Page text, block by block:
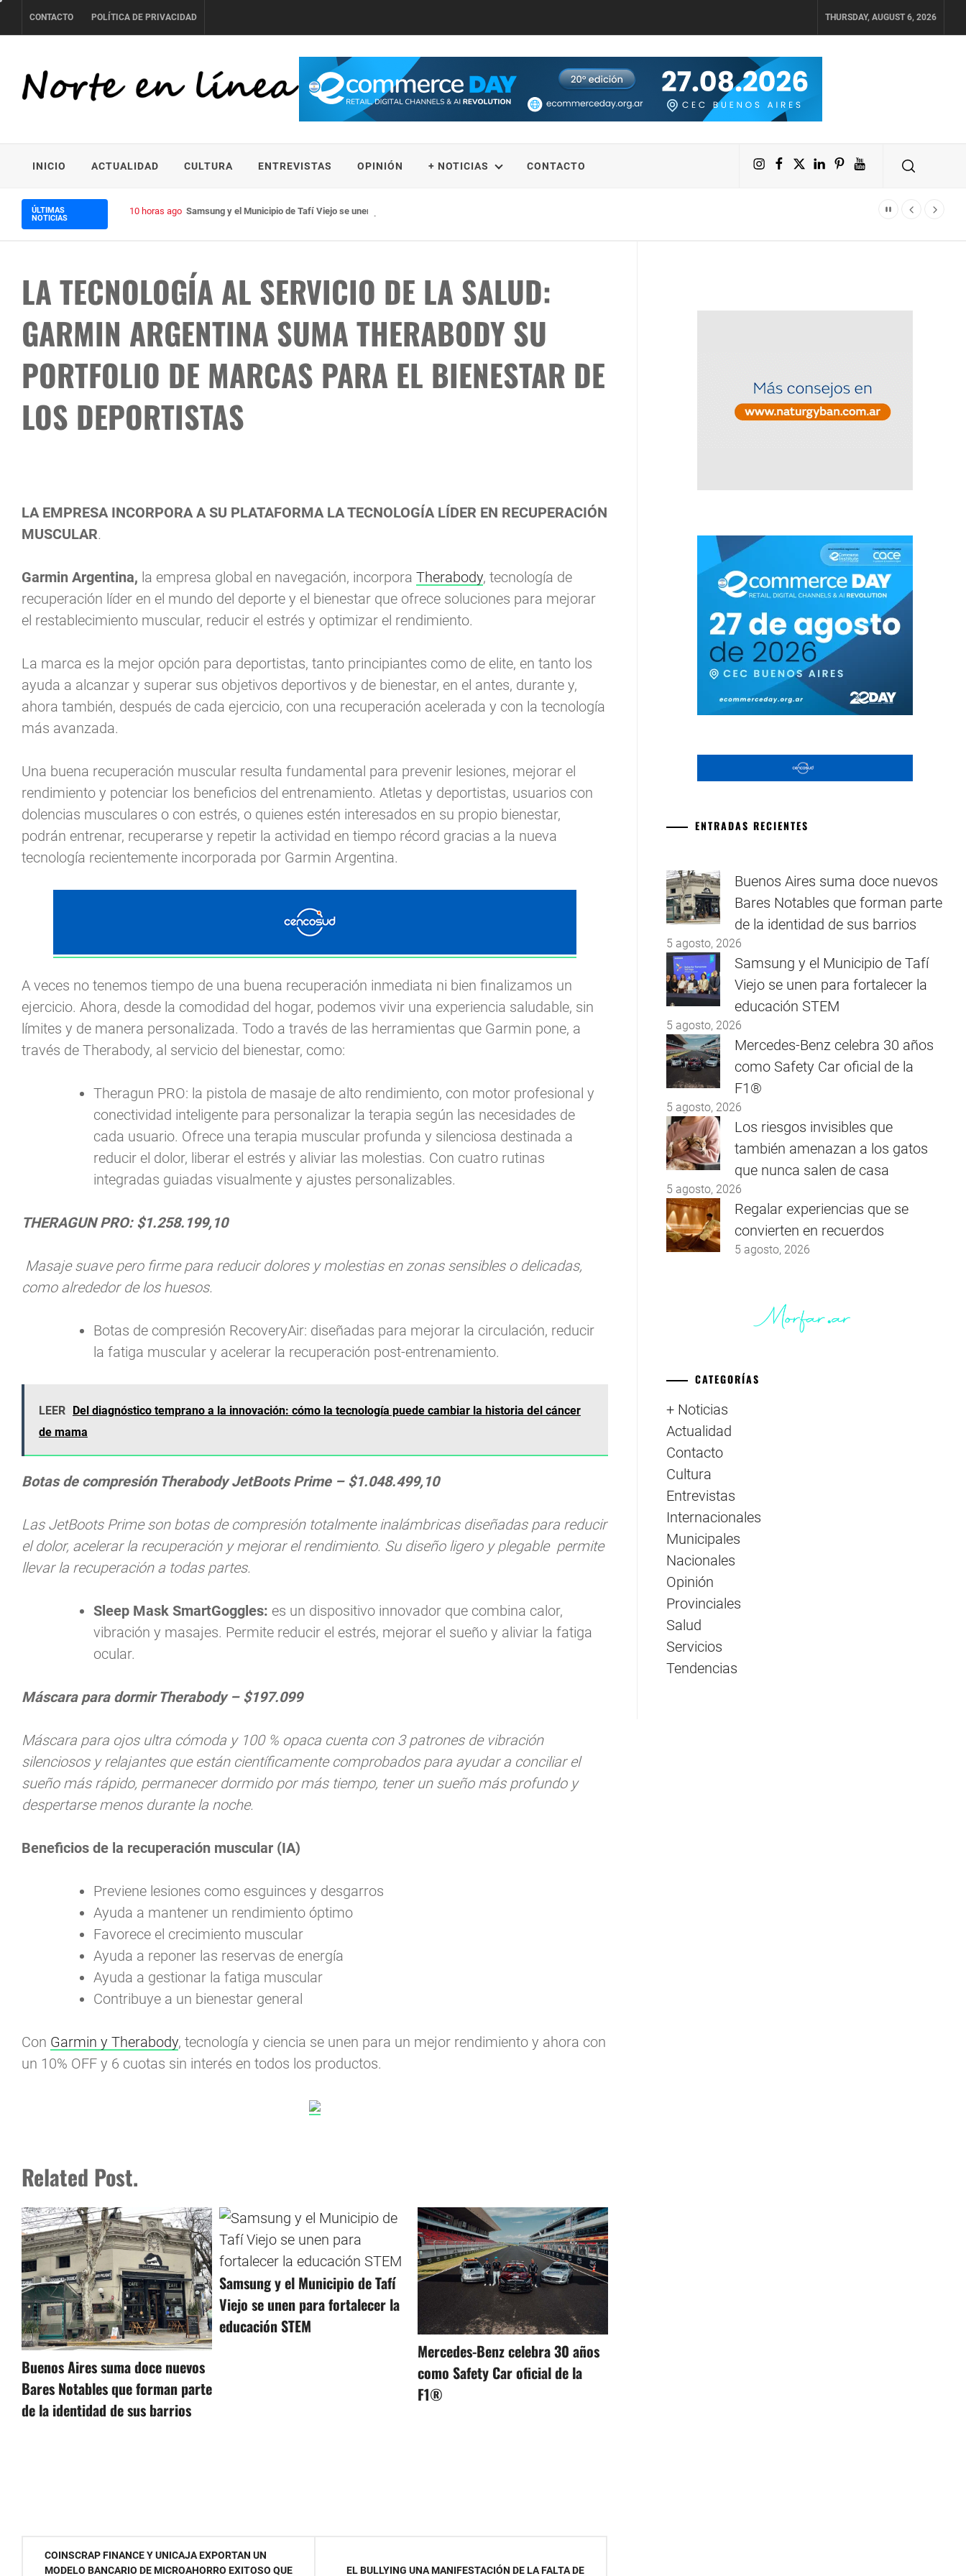
to
CONTACTO POLÍTICA DE PRIVACIDAD THURSDAY, AUGUST 6, 2026
INICIO ACTUALIDAD CULTURA ENTREVISTAS OPINIÓN + NOTICIAS CONTACTO Instagram
Facebook
X LinkedIn
PinterestYouTube
ÚLTIMAS
NOTICIAS
10 horas ago Samsung y el Municipio de Tafí Viejo se unen para fortalecer la educación STEM
LA TECNOLOGÍA AL SERVICIO DE LA SALUD:
GARMIN ARGENTINA SUMA THERABODY SU
PORTFOLIO DE MARCAS PARA EL BIENESTAR DE
LOS DEPORTISTAS
LA EMPRESA INCORPORA A SU PLATAFORMA LA TECNOLOGÍA LÍDER EN RECUPERACIÓN
MUSCULAR.
Garmin Argentina, la empresa global en navegación, incorpora Therabody, tecnología de
recuperación líder en el mundo del deporte y el bienestar que ofrece soluciones para mejorar
el restablecimiento muscular, reducir el estrés y optimizar el rendimiento.
La marca es la mejor opción para deportistas, tanto principiantes como de elite, en tanto los
ayuda a alcanzar y superar sus objetivos deportivos y de bienestar, en el antes, durante y,
ahora también, después de cada ejercicio, con una recuperación acelerada y con la tecnología
más avanzada.
Una buena recuperación muscular resulta fundamental para prevenir lesiones, mejorar el
rendimiento y potenciar los beneficios del entrenamiento. Atletas y deportistas, usuarios con
dolencias musculares o con estrés, o quienes estén interesados en su propio bienestar,
podrán entrenar, recuperarse y repetir la actividad en tiempo récord gracias a la nueva
tecnología recientemente incorporada por Garmin Argentina.
A veces no tenemos tiempo de una buena recuperación inmediata ni bien finalizamos un
ejercicio. Ahora, desde la comodidad del hogar, podemos vivir una experiencia saludable, sin
límites y de manera personalizada. Todo a través de las herramientas que Garmin pone, a
través de Therabody, al servicio del bienestar, como:
Theragun PRO: la pistola de masaje de alto rendimiento, con motor profesional y
conectividad inteligente para personalizar la terapia según las necesidades de
cada usuario. Ofrece una terapia muscular profunda y silenciosa destinada a
reducir el dolor, liberar el estrés y aliviar las molestias. Con cuatro rutinas
integradas guiadas visualmente y ajustes personalizables.
THERAGUN PRO: $1.258.199,10
Masaje suave pero firme para reducir dolores y molestias en zonas sensibles o delicadas,
como alrededor de los huesos.
Botas de compresión RecoveryAir: diseñadas para mejorar la circulación, reducir
la fatiga muscular y acelerar la recuperación post-entrenamiento.
LEER Del diagnóstico temprano a la innovación: cómo la tecnología puede cambiar la historia del cáncer
de mama
Botas de compresión Therabody JetBoots Prime – $1.048.499,10
Las JetBoots Prime son botas de compresión totalmente inalámbricas diseñadas para reducir
el dolor, acelerar la recuperación y mejorar el rendimiento. Su diseño ligero y plegable permite
llevar la recuperación a todas partes.
Sleep Mask SmartGoggles: es un dispositivo innovador que combina calor,
vibración y masajes. Permite reducir el estrés, mejorar el sueño y aliviar la fatiga
ocular.
Máscara para dormir Therabody – $197.099
Máscara para ojos ultra cómoda y 100 % opaca cuenta con 3 patrones de vibración
silenciosos y relajantes que están científicamente comprobados para ayudar a conciliar el
sueño más rápido, permanecer dormido por más tiempo, tener un sueño más profundo y
despertarse menos durante la noche.
Beneficios de la recuperación muscular (IA)
Previene lesiones como esguinces y desgarros
Ayuda a mantener un rendimiento óptimo
Favorece el crecimiento muscular
Ayuda a reponer las reservas de energía
Ayuda a gestionar la fatiga muscular
Contribuye a un bienestar general
Con Garmin y Therabody, tecnología y ciencia se unen para un mejor rendimiento y ahora con
un 10% OFF y 6 cuotas sin interés en todos los productos.
Related Post.
Buenos Aires suma doce nuevos
Bares Notables que forman parte
de la identidad de sus barrios
Samsung y el Municipio de Tafí
Viejo se unen para fortalecer la
educación STEM
Mercedes-Benz celebra 30 años
como Safety Car oficial de la
F1®
Navegación
COINSCRAP FINANCE Y UNICAJA EXPORTAN UN
MODELO BANCARIO DE MICROAHORRO EXITOSO QUE
EL BULLYING UNA MANIFESTACIÓN DE LA FALTA DE
ENTRADAS RECIENTES
Buenos Aires suma doce nuevos
Bares Notables que forman parte
de la identidad de sus barrios
5 agosto, 2026
Samsung y el Municipio de Tafí
Viejo se unen para fortalecer la
educación STEM
5 agosto, 2026
Mercedes-Benz celebra 30 años
como Safety Car oficial de la
F1®
5 agosto, 2026
Los riesgos invisibles que
también amenazan a los gatos
que nunca salen de casa
5 agosto, 2026
Regalar experiencias que se
convierten en recuerdos
5 agosto, 2026
CATEGORÍAS
+ Noticias
Actualidad
Contacto
Cultura
Entrevistas
Internacionales
Municipales
Nacionales
Opinión
Provinciales
Salud
Servicios
Tendencias